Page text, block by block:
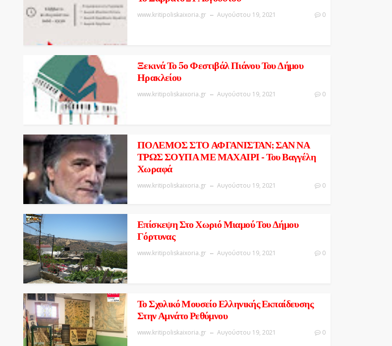
www.kritipoliskaixoria.gr Αυγούστου 19, 2021 0
Ξεκινά Το 5ο Φεστιβάλ Πιάνου Του Δήμου
Ηρακλείου
www.kritipoliskaixoria.gr Αυγούστου 19, 2021 0
ΠΟΛΕΜΟΣ ΣΤΟ ΑΦΓΑΝΙΣΤΑΝ; ΣΑΝ ΝΑ
ΤΡΩΣ ΣΟΥΠΑ ΜΕ ΜΑΧΑΙΡΙ - Του Βαγγέλη
Χωραφά
www.kritipoliskaixoria.gr Αυγούστου 19, 2021 0
Επίσκεψη Στο Χωριό Μιαμού Του Δήμου
Γόρτυνας
www.kritipoliskaixoria.gr Αυγούστου 19, 2021 0
Το Σχολικό Μουσείο Ελληνικής Εκπαίδευσης
Στην Αμνάτο Ρεθύμνου
www.kritipoliskaixoria.gr Αυγούστου 19, 2021 0